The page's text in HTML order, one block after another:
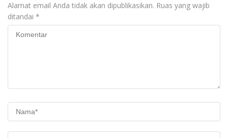
Alamat email Anda tidak akan dipublikasikan. Ruas yang wajib
ditandai *